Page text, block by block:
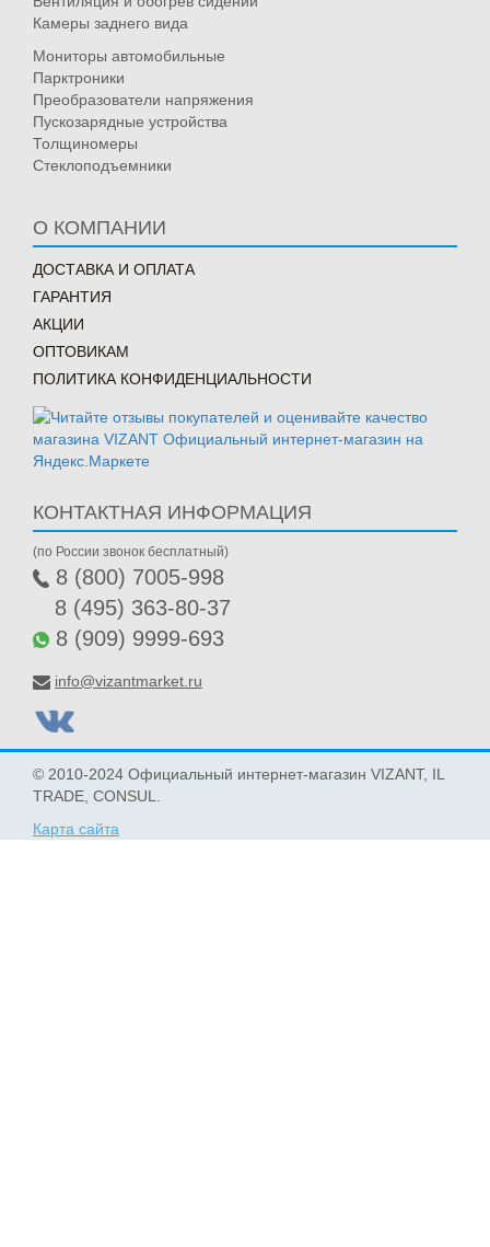
Камеры заднего вида
Мониторы автомобильные
Парктроники
Преобразователи напряжения
Пускозарядные устройства
Толщиномеры
Стеклоподъемники
О КОМПАНИИ
ДОСТАВКА И ОПЛАТА
ГАРАНТИЯ
АКЦИИ
ОПТОВИКАМ
ПОЛИТИКА КОНФИДЕНЦИАЛЬНОСТИ
КОНТАКТНАЯ ИНФОРМАЦИЯ
(по России звонок бесплатный)
8 (800) 7005-998
8 (495) 363-80-37
8 (909) 9999-693
info@vizantmarket.ru
© 2010-2024 Официальный интернет-магазин VIZANT, IL
TRADE, CONSUL.
Карта сайта